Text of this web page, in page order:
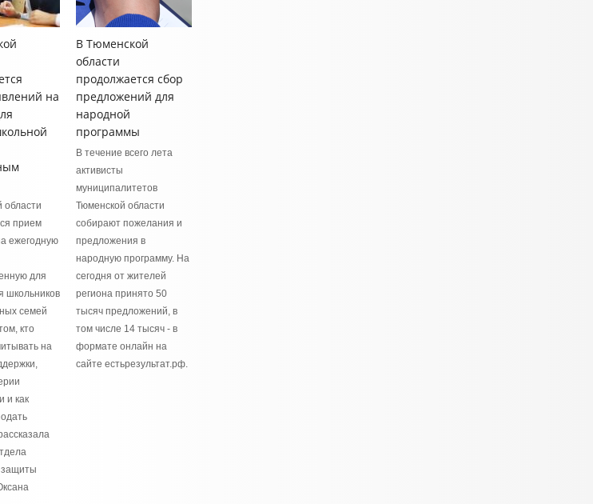
на
области
прием
ежегодную
для
школьников
семей
кто
на
и как
защиты
В Тюменской
области
продолжается сбор
предложений для
народной
программы
В течение всего лета
активисты
муниципалитетов
Тюменской области
собирают пожелания и
предложения в
народную программу. На
сегодня от жителей
региона принято 50
тысяч предложений, в
том числе 14 тысяч - в
формате онлайн на
сайте естьрезультат.рф.